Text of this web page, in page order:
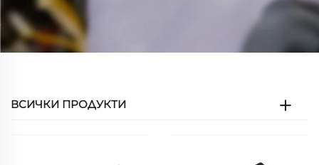
ВСИЧКИ ПРОДУКТИ